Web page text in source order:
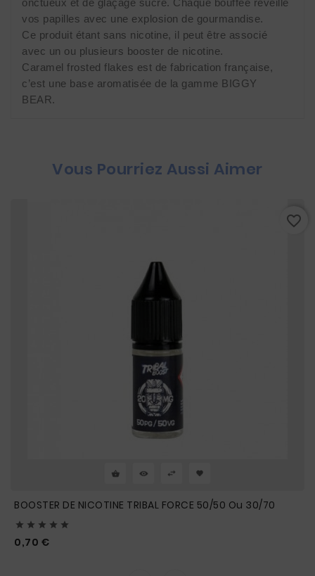
onctueux et de glaçage sucré. Chaque bouffée réveille
vos papilles avec une explosion de gourmandise.
Ce produit étant sans nicotine, il peut être associé
avec un ou plusieurs booster de nicotine.
Caramel frosted flakes est de fabrication française,
c’est une base aromatisée de la gamme BIGGY
BEAR.
Vous Pourriez Aussi Aimer
BOOSTER DE NICOTINE TRIBAL FORCE 50/50 Ou 30/70
    
0,70 €
favorite_border